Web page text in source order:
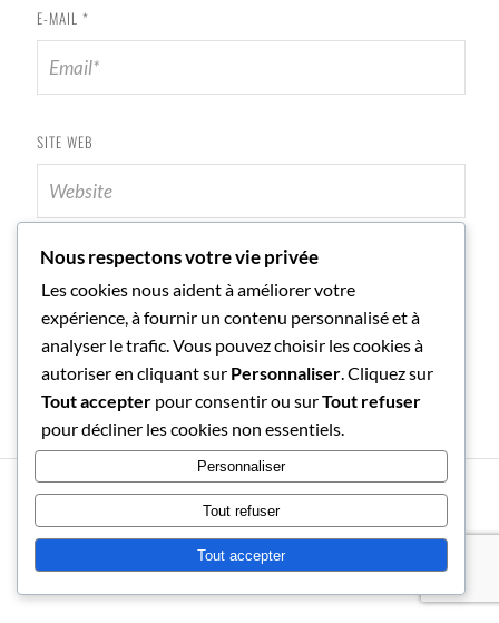
E-MAIL *
SITE WEB
LA SEULE LIMITE À NOS
RÉALISATIONS DE DEMAIN SERA NOS
DOUTES D'AUJOURD'HUI.
Nous respectons votre vie privée
Les cookies nous aident à améliorer votre
expérience, à fournir un contenu personnalisé et à
analyser le trafic. Vous pouvez choisir les cookies à
autoriser en cliquant sur Personnaliser. Cliquez sur
Tout accepter pour consentir ou surTout refuser
pour décliner les cookies non essentiels.
Personnaliser
Tout refuser
Tout accepter